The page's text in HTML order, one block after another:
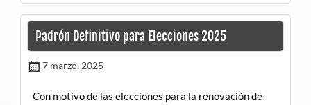
Padrón Definitivo para Elecciones 2025
7 marzo, 2025
Con motivo de las elecciones para la renovación de